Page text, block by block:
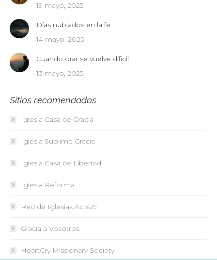
19 mayo, 2025
Días nublados en la fe
14 mayo, 2025
Cuando orar se vuelve difícil
13 mayo, 2025
Sitios recomendados
Iglesia Casa de Gracia
Iglesia Sublime Gracia
Iglesia Casa de Libertad
Iglesia Reforma
Red de Iglesias Acts29
Gracia a Vosotros
HeartCry Missionary Society